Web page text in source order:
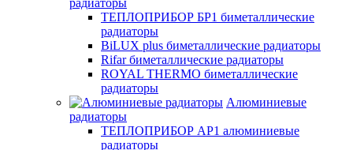
радиаторы
ТЕПЛОПРИБОР БР1 биметаллические
радиаторы
BiLUX plus биметаллические радиаторы
Rifar биметаллические радиаторы
ROYAL THERMO биметаллические
радиаторы
Алюминиевые
радиаторы
ТЕПЛОПРИБОР АР1 алюминиевые
радиаторы